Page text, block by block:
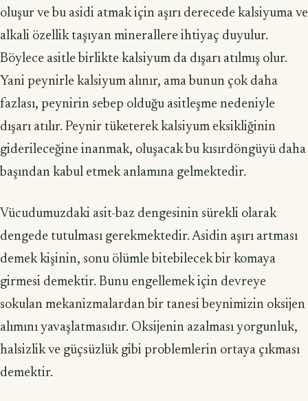
oluşur ve bu asidi atmak için aşırı derecede kalsiyuma ve
alkali özellik taşıyan minerallere ihtiyaç duyulur.
Böylece asitle birlikte kalsiyum da dışarı atılmış olur.
Yani peynirle kalsiyum alınır, ama bunun çok daha
fazlası, peynirin sebep olduğu asitleşme nedeniyle
dışarı atılır. Peynir tüketerek kalsiyum eksikliğinin
giderileceğine inanmak, oluşacak bu kısırdöngüyü daha
başından kabul etmek anlamına gelmektedir.
Vücudumuzdaki asit-baz dengesinin sürekli olarak
dengede tutulması gerekmektedir. Asidin aşırı artması
demek kişinin, sonu ölümle bitebilecek bir komaya
girmesi demektir. Bunu engellemek için devreye
sokulan mekanizmalardan bir tanesi beynimizin oksijen
alımını yavaşlatmasıdır. Oksijenin azalması yorgunluk,
halsizlik ve güçsüzlük gibi problemlerin ortaya çıkması
demektir.